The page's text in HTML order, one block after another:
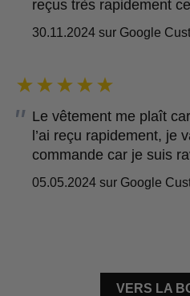
reçus très rapidement
30.11.2024 sur Google
Le vêtement me plaît
l’ai reçu rapidement, je
commande car je suis
05.05.2024 sur Google
VERS LA